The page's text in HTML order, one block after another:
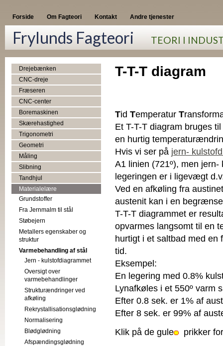
Forside Om Fagteori Kontakt Andre tjenester
Frylunds Fagteori TEORI I
Drejebænken
CNC-dreje
Fræseren
CNC-center
Boremaskinen
Skærehastighed
Trigonometri
Geometri
Måling
Slibning
Tandhjul
Materialelære
Grundstoffer
Fra Jernmalm til stål
Støbejern
Metallers egenskaber og
struktur
Varmebehandling af stål
Jern - kulstofdiagrammet
Oversigt over
varmebehandlinger
Strukturændringer ved
afkøling
Rekrystallisationsglødning
Normalisering
Blødglødning
Afspændingsglødning
T-T-T diagram
Tid Temperatur T
Et T-T-T diagram bruges
en hurtig
Hvis vi ser på jern-
A1 linien (721º), men
legeringen er i ligevægt
Ved en afkøling fra
austenit kan i en
T-T-T diagrammet er
opvarmes langsomt til en
hurtigt i et saltbad med en
tid.
Eksempel:
En legering med 0.8%
Lynafkøles i et 550º varm
Efter 0.8 sek. er 1% af
Efter 8 sek. er 99% af
Klik på de gule prikker for